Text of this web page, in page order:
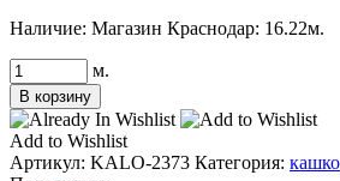
Наличие: Магазин Краснодар: 16.22м.
Количество
товара
кашкорсе
с
лайкрой,
цв.
м.
В корзину
Add to Wishlist
Артикул: KALO-2373 Категория: